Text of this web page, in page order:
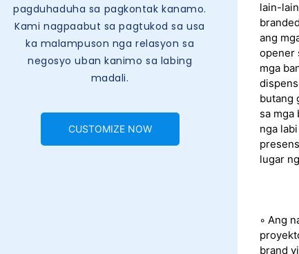
pagduhaduha sa pagkontak kanamo.
Kami nagpaabut sa pagtukod sa usa
ka malampuson nga relasyon sa
negosyo uban kanimo sa labing
madali.
CUSTOMIZE NOW
lain-
ang
opener
mga
butang
sa mga
nga
lugar
◦ Ang
brand